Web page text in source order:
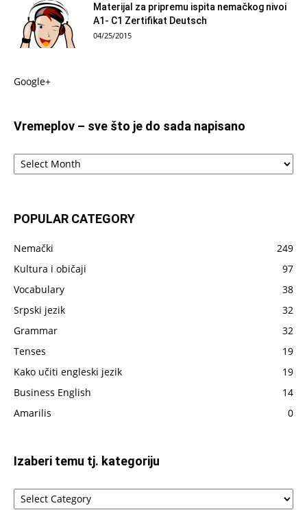
Materijal za pripremu ispita nemačkog nivoi
A1- C1 Zertifikat Deutsch
04/25/2015
Google+
Vremeplov – sve što je do sada napisano
Vremeplov
do
napisano
POPULAR CATEGORY
Nemački
249
Kultura i običaji
97
Vocabulary
38
Srpski jezik
32
Grammar
32
Tenses
19
Kako učiti engleski jezik
19
Business English
14
Amarilis
0
Izaberi temu tj. kategoriju
Izaberi
temu